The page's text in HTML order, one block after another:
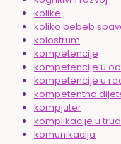
kolike
koliko bebeb
kolostrum
kompetencije
kompetencije u
kompetencije u
kompetentno
kompjuter
komplikacije u
komunikacija